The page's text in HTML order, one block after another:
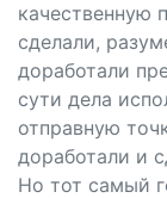
качественную
сделали,
доработали
сути дела
отправную
доработали и
Но тот самый